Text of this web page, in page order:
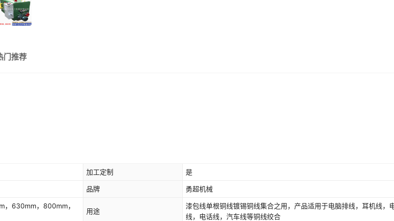
门推荐
加工定制 是
品牌 勇超机械
630mm，800mm，
用途
漆包线单根铜线镀锡铜线集合之用，产品适用于电脑排线，耳机线，
线，电话线，汽车线等铜线绞合